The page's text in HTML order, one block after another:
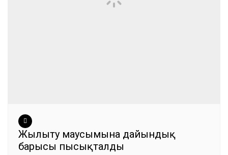
Жылыту маусымына дайындық
барысы пысықталды